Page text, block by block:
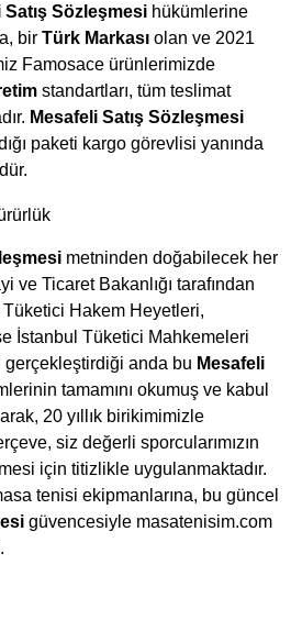
Satış Sözleşmesi hükümlerine
bir Türk Markası olan ve 2021
Famosace ürünlerimizde
standartları, tüm teslimat
Mesafeli Satış Sözleşmesi
paketi kargo görevlisi yanında
metninden doğabilecek her
ve Ticaret Bakanlığı tarafından
Hakem Heyetleri,
İstanbul Tüketici Mahkemeleri
anda bu Mesafeli
tamamını okumuş ve kabul
20 yıllık birikimimizle
siz değerli sporcularımızın
için titizlikle uygulanmaktadır.
tenisi ekipmanlarına, bu güncel
güvencesiyle masatenisim.com